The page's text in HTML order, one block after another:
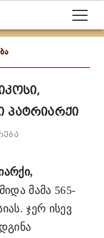
მამა 565-
ჯერ ისევ